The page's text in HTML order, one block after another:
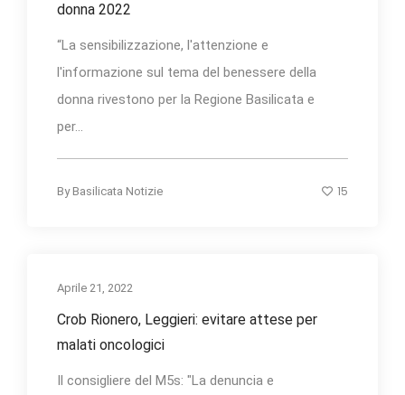
donna 2022
“La sensibilizzazione, l'attenzione e
l'informazione sul tema del benessere della
donna rivestono per la Regione Basilicata e
per...
By Basilicata Notizie 15
Aprile 21, 2022
Crob Rionero, Leggieri: evitare attese per
malati oncologici
Il consigliere del M5s: "La denuncia e